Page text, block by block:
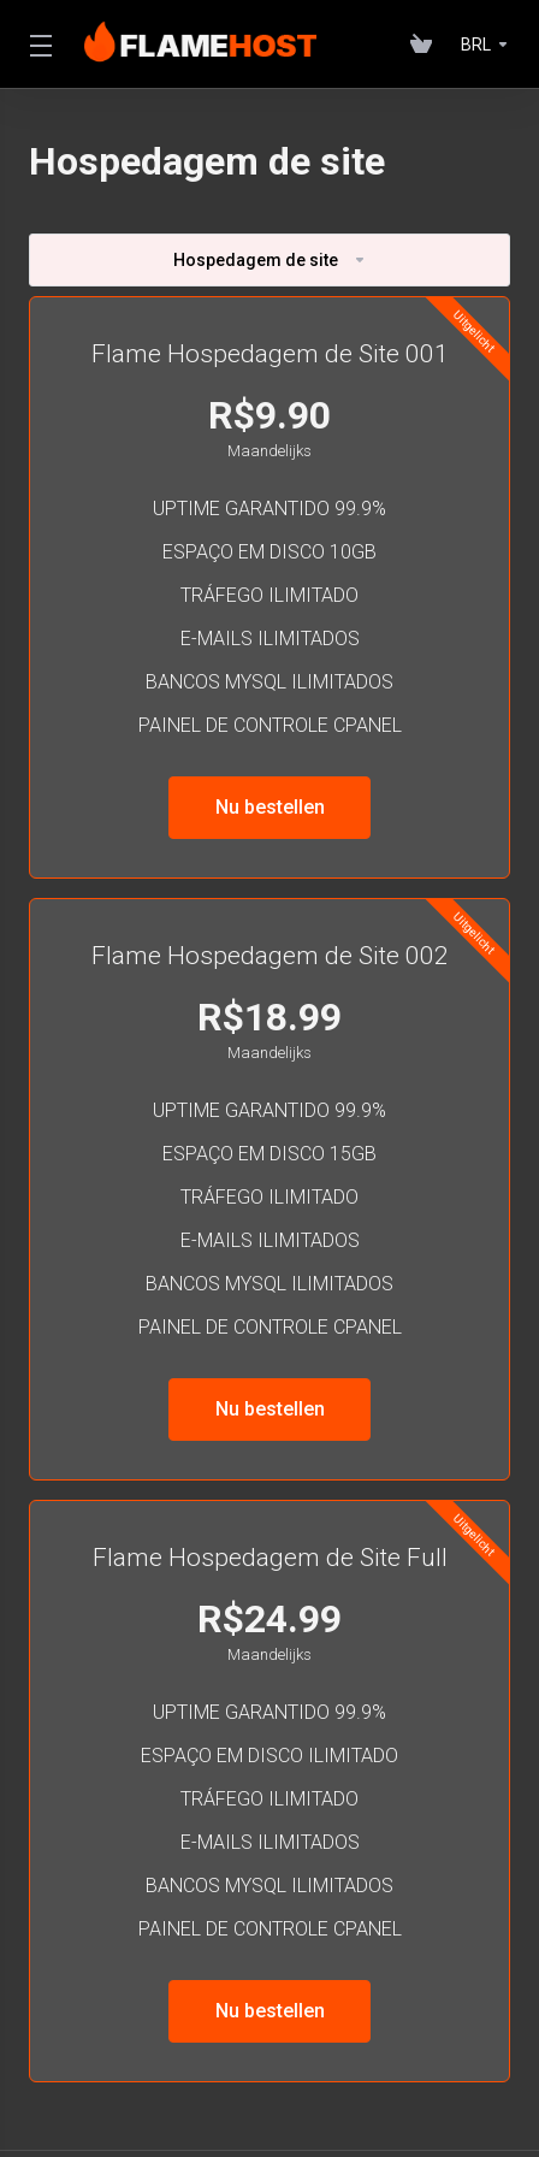
BRL
Hospedagem de site
Hospedagem de site
Uitgelicht
Flame Hospedagem de Site 001
R$9.90
Maandelijks
UPTIME GARANTIDO 99.9%
ESPAÇO EM DISCO 10GB
TRÁFEGO ILIMITADO
E-MAILS ILIMITADOS
BANCOS MYSQL ILIMITADOS
PAINEL DE CONTROLE CPANEL
Nu bestellen
Uitgelicht
Flame Hospedagem de Site 002
R$18.99
Maandelijks
UPTIME GARANTIDO 99.9%
ESPAÇO EM DISCO 15GB
TRÁFEGO ILIMITADO
E-MAILS ILIMITADOS
BANCOS MYSQL ILIMITADOS
PAINEL DE CONTROLE CPANEL
Nu bestellen
Uitgelicht
Flame Hospedagem de Site Full
R$24.99
Maandelijks
UPTIME GARANTIDO 99.9%
ESPAÇO EM DISCO ILIMITADO
TRÁFEGO ILIMITADO
E-MAILS ILIMITADOS
BANCOS MYSQL ILIMITADOS
PAINEL DE CONTROLE CPANEL
Nu bestellen